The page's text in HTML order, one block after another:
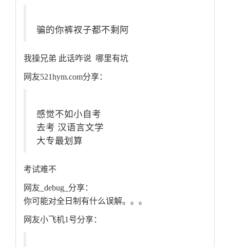
骗的你裤衩子都不剩阿
我操兄弟 此话咋说 哪里有坑
网友521hym.com分享：
感觉不如小自考
去考 汉语言文学
大专最划算
考试难不
网友_debug_分享：
你可能对全日制有什么误解。。。
网友小飞机1号分享：